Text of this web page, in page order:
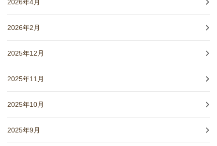
2026年4月
2026年2月
2025年12月
2025年11月
2025年10月
2025年9月